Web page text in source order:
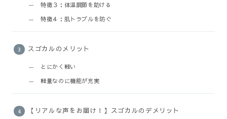
特徴３：体温調節を助ける
特徴４：肌トラブルを防ぐ
スゴカルのメリット
とにかく軽い
軽量なのに機能が充実
【リアルな声をお届け！】スゴカルのデメリット